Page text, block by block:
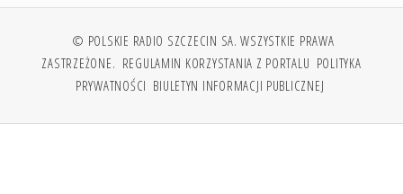
© POLSKIE RADIO SZCZECIN SA. WSZYSTKIE PRAWA
ZASTRZEŻONE. REGULAMIN KORZYSTANIA Z PORTALU POLITYKA
PRYWATNOŚCI BIULETYN INFORMACJI PUBLICZNEJ